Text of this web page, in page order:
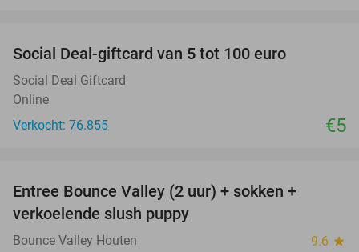
Social Deal-giftcard van 5 tot 100 euro
Social Deal Giftcard
Online
Verkocht: 76.855
€5
Entree Bounce Valley (2 uur) + sokken +
verkoelende slush puppy
Bounce Valley Houten 9.6 star